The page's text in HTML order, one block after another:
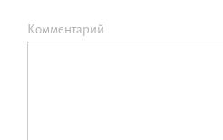
Комментарий